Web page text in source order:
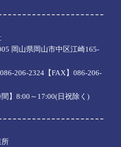
岡山県岡山市中区江崎165-
086-206-2324【FAX】086-206-
間】8:00～17:00(日祝除く)
所